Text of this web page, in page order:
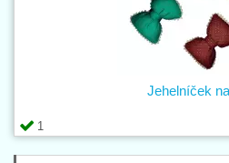
1
Jehelníček